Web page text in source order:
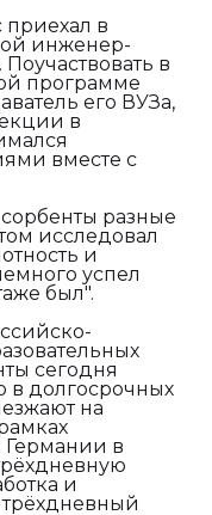
приехал в
инженер-
в
программе
его ВУЗа,
в
вместе с
разные
исследовал
и
успел
был".
сегодня
в долгосрочных
на
в
и